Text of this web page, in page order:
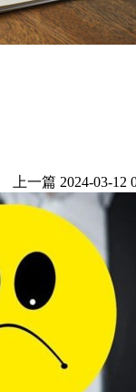
上一篇 2024-03-12